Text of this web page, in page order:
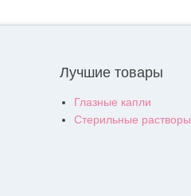
Лучшие товары
Глазные капли
Стерильные растворы